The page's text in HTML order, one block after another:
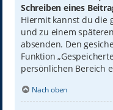
Schreiben eines
Hiermit kannst du die
und zu einem
absenden. Den
Funktion
persönlichen Bereich
Nach oben